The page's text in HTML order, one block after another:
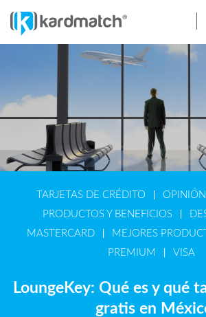
TARJETAS DE CRÉDITO |
PRODUCTOS Y BENEFICIOS
|
MASTERCARD | MEJORES
PREMIUM
| VISA
LoungeKey: Qué es y qué
gratis en